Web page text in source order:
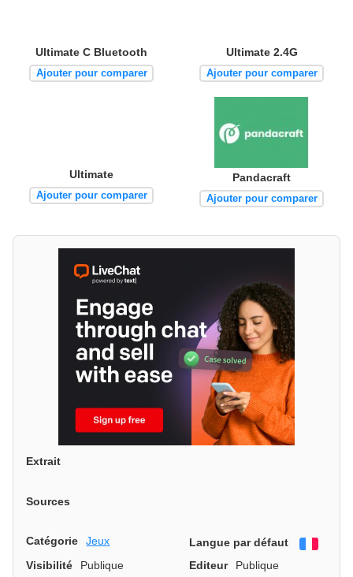
Ultimate C Bluetooth
Ajouter pour comparer
Ultimate 2.4G
Ajouter pour comparer
Ultimate
Ajouter pour comparer
Pandacraft
Ajouter pour comparer
Extrait
Sources
Catégorie Jeux Langue par défaut
Visibilité
Publique Editeur
Publique